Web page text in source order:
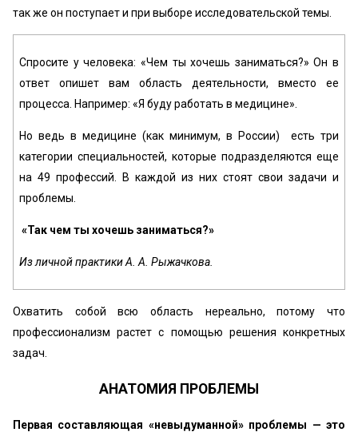
так же он поступает и при выборе исследовательской темы.
Спросите у человека: «Чем ты хочешь заниматься?» Он в
ответ опишет вам область деятельности, вместо ее
процесса. Например: «Я буду работать в медицине».
Но ведь в медицине (как минимум, в России) есть три
категории специальностей, которые подразделяются еще
на 49 профессий. В каждой из них стоят свои задачи и
проблемы.
«Так чем ты хочешь заниматься?»
Из личной практики А. А. Рыжачкова.
Охватить собой всю область нереально, потому что
профессионализм растет с помощью решения конкретных
задач.
АНАТОМИЯ ПРОБЛЕМЫ
Первая составляющая «невыдуманной» проблемы — это